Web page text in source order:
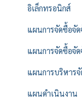
อิเล็กทรอนิกส์
แผนการจัดซื้อจัด
แผนการจัดซื้อจั
แผนการบริหารจั
แผนดำเนินงาน